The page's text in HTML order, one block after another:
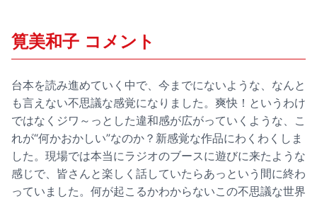
筧美和子 コメント
台本を読み進めていく中で、今までにないような、なんと
も言えない不思議な感覚になりました。爽快！というわけ
ではなくジワ～っとした違和感が広がっていくような、こ
れが“何かおかしい”なのか？新感覚な作品にわくわくしま
した。現場では本当にラジオのブースに遊びに来たような
感じで、皆さんと楽しく話していたらあっという間に終わ
っていました。何が起こるかわからないこの不思議な世界